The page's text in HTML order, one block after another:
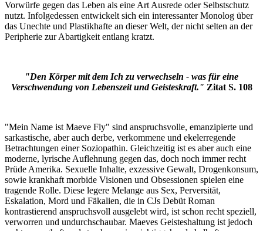
Vorwürfe gegen das Leben als eine Art Ausrede oder Selbstschutz
nutzt. Infolgedessen entwickelt sich ein interessanter Monolog über
das Unechte und Plastikhafte an dieser Welt, der nicht selten an der
Peripherie zur Abartigkeit entlang kratzt.
"Den Körper mit dem Ich zu verwechseln - was für eine
Verschwendung von Lebenszeit und Geisteskraft." Zitat S. 108
"Mein Name ist Maeve Fly" sind anspruchsvolle, emanzipierte und
sarkastische, aber auch derbe, verkommene und ekelerregende
Betrachtungen einer Soziopathin. Gleichzeitig ist es aber auch eine
moderne, lyrische Auflehnung gegen das, doch noch immer recht
Prüde Amerika. Sexuelle Inhalte, exzessive Gewalt, Drogenkonsum,
sowie krankhaft morbide Visionen und Obsessionen spielen eine
tragende Rolle. Diese legere Melange aus Sex, Perversität,
Eskalation, Mord und Fäkalien, die in CJs Debüt Roman
kontrastierend anspruchsvoll ausgelebt wird, ist schon recht speziell,
verworren und undurchschaubar. Maeves Geisteshaltung ist jedoch